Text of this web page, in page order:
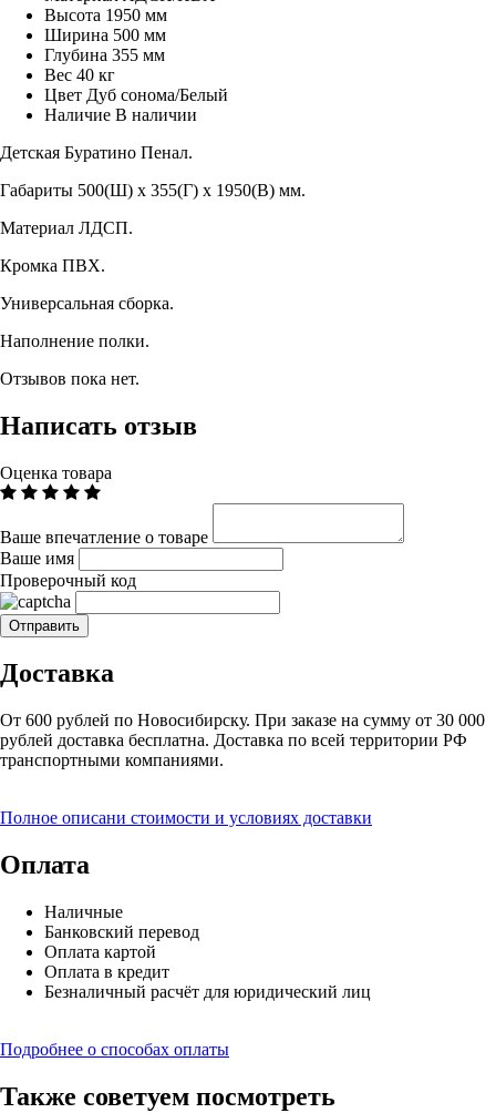
Высота 1950 мм
Ширина 500 мм
Глубина 355 мм
Вес 40 кг
Цвет Дуб сонома/Белый
Наличие В наличии
Детская Буратино Пенал.
Габариты 500(Ш) х 355(Г) х 1950(В) мм.
Материал ЛДСП.
Кромка ПВХ.
Универсальная сборка.
Наполнение полки.
Отзывов пока нет.
Написать отзыв
Оценка товара
Ваше впечатление о товаре
Ваше имя
Проверочный код
Доставка
От 600 рублей по Новосибирску. При заказе на сумму от 30 000
рублей доставка бесплатна. Доставка по всей территории РФ
транспортными компаниями.
Полное описани стоимости и условиях доставки
Оплата
Наличные
Банковский перевод
Оплата картой
Оплата в кредит
Безналичный расчёт для юридический лиц
Подробнее о способах оплаты
Также советуем посмотреть